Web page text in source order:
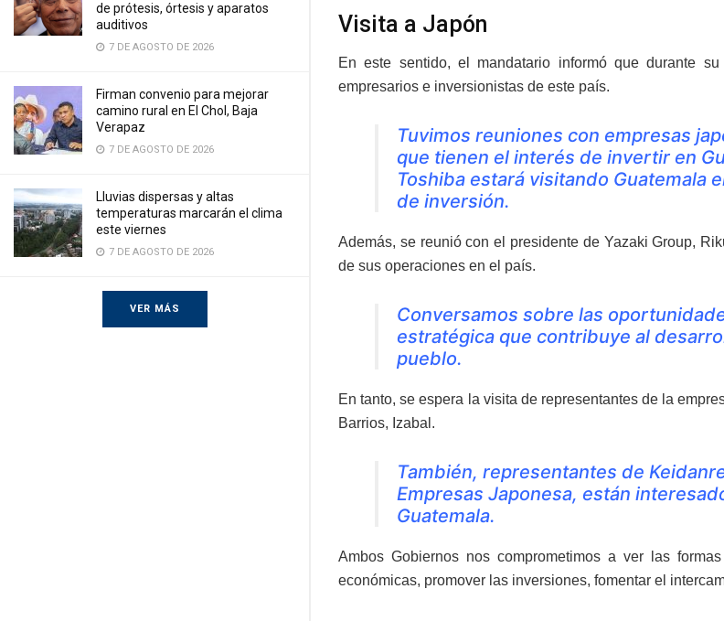
de prótesis, órtesis y aparatos
auditivos
7 DE AGOSTO DE 2026
Firman convenio para mejorar
camino rural en El Chol, Baja
Verapaz
7 DE AGOSTO DE 2026
Lluvias dispersas y altas
temperaturas marcarán el clima
este viernes
7 DE AGOSTO DE 2026
VER MÁS
Visita a Japón
En este sentido, el mandatario informó que durante
empresarios e inversionistas de este país.
Tuvimos reuniones con empresas
que tienen el interés de invertir en
Toshiba estará visitando Guatemala
de inversión.
Además, se reunió con el presidente de Yazaki Group,
de sus operaciones en el país.
Conversamos sobre las
estratégica que contribuye al
pueblo.
En tanto, se espera la visita de representantes de la
Barrios, Izabal.
También, representantes de
Empresas Japonesa, están
Guatemala.
Ambos Gobiernos nos comprometimos a ver las
económicas, promover las inversiones, fomentar el